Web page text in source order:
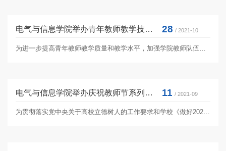
电气与信息学院举办青年教师教学技能大赛 28 / 2021-10
电气与信息学院举办庆祝教师节系列活动 11 / 2021-09